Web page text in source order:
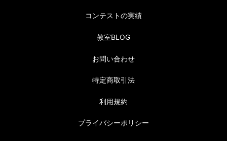
コンテストの実績
教室BLOG
お問い合わせ
特定商取引法
利用規約
プライバシーポリシー